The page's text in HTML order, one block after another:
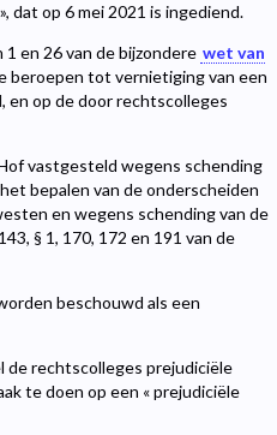
dat op 6 mei 2021 is ingediend.
en 26 van de bijzondere wet van
beroepen tot vernietiging van een
en op de door rechtscolleges
vastgesteld wegens schending
bepalen van de onderscheiden
en wegens schending van de
§ 1, 170, 172 en 191 van de
beschouwd als een
de rechtscolleges prejudiciële
te doen op een « prejudiciële